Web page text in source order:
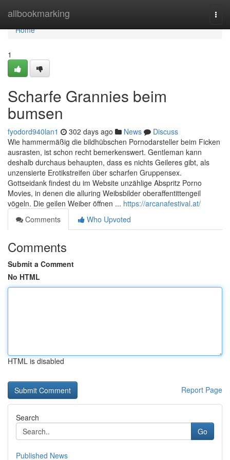
allbookmarking
Home
Home
1
Scharfe Grannies beim
bumsen
fyodord940lan1 302 days ago News
Discuss
Wie hammermäßig die bildhübschen Pornodarsteller beim Ficken
ausrasten, ist schon recht bemerkenswert. Gentleman kann
deshalb durchaus behaupten, dass es nichts Geileres gibt, als
unzensierte Erotikstreifen über scharfen Gruppensex.
Gottseidank findest du im Website unzählige Abspritz Porno
Movies, in denen die alluring Weibsbilder oberaffentittengeil
vögeln. Die geilen Weiber öffnen ... https://arcanafestival.at/
Comments
Who Upvoted
Comments
Submit a Comment
No HTML
HTML is disabled
Report Page
Search
Go
Published News